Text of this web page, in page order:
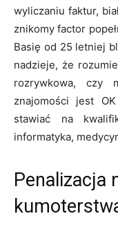
wyliczaniu faktur,
znikomy factor
Basię od 25 letniej
nadzieje, że
rozrywkowa, czy
znajomości jest
stawiać na
informatyka,
Penalizacja